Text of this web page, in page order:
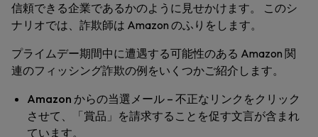
信頼できる企業であるかのように見せかけます。 このシ
ナリオでは、詐欺師は Amazon のふりをします。
プライムデー期間中に遭遇する可能性のある Amazon 関
連のフィッシング詐欺の例をいくつかご紹介します。
Amazon からの当選メール – 不正なリンクをクリック
させて、「賞品」を請求することを促す文言が含まれ
ています。